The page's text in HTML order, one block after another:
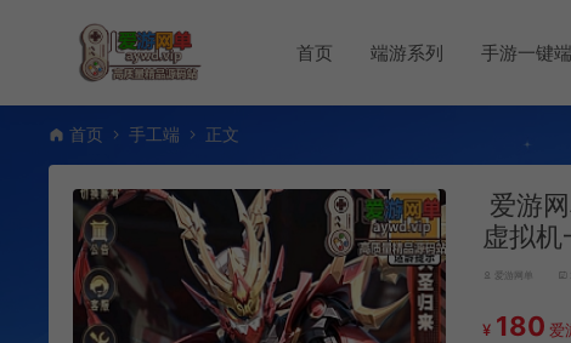
首页 端游系列 手游一键端
首页 手工端 正文
爱游
虚拟
爱游网单
¥ 180 爱